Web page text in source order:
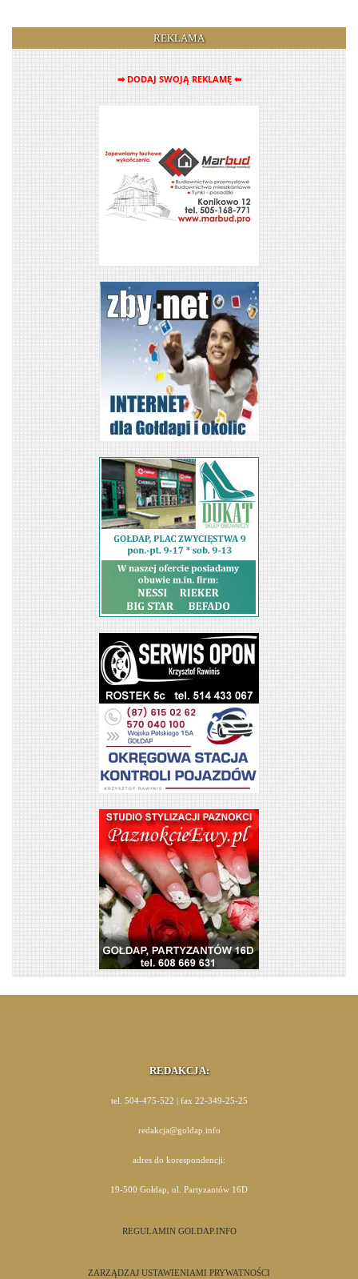
REKLAMA
➡ DODAJ SWOJĄ REKLAMĘ ⬅
REDAKCJA:
tel. 504-475-522 | fax 22-349-25-25
redakcja@goldap.info
adres do korespondencji:
19-500 Gołdap, ul. Partyzantów 16D
REGULAMIN GOLDAP.INFO
ZARZĄDZAJ USTAWIENIAMI PRYWATNOŚCI